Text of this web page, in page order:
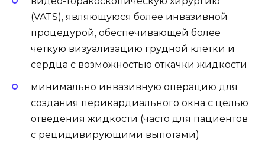
(VATS), являющуюся более инвазивной
процедурой, обеспечивающей более
четкую визуализацию грудной клетки и
сердца с возможностью откачки жидкости
минимально инвазивную операцию для
создания перикардиального окна с целью
отведения жидкости (часто для пациентов
с рецидивирующими выпотами)